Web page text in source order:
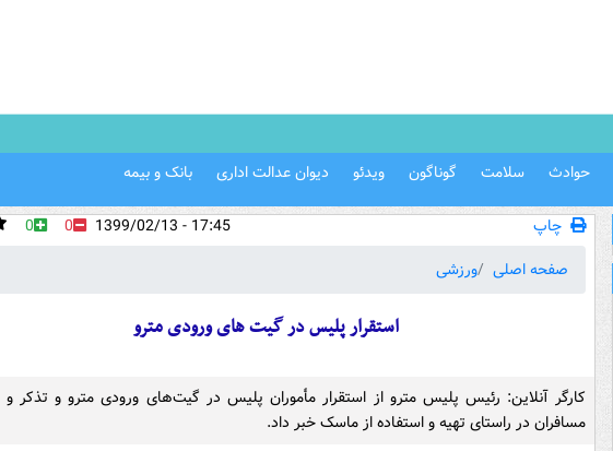
حوادث سلامت گوناگون ویدئو دیوان عدالت اداری بانک و بیمه
چاپ 0 0
17:45 - 1399/02/13
صفحه اصلی
ورزشی
استقرار پلیس در گیت‌ های ورودی مترو
کارگر آنلاین: رئیس پلیس مترو از استقرار مأموران پلیس در گیت‌های ورودی مترو و تذکر و
مسافران در راستای تهیه و استفاده از ماسک خبر داد.